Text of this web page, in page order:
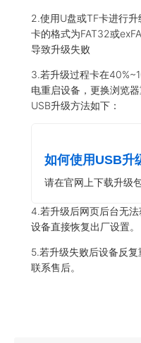
2.使用U盘或TF卡进行
卡的格式为FAT32或
导致升级失败
3.若升级过程卡在
电重启设备，更换浏览
USB升级方法如下：
如何使用USB升
请在官网上下载升级
4.若升级后网页后台无
设备直接恢复出厂设置。
5.若升级失败后设备反
联系售后。